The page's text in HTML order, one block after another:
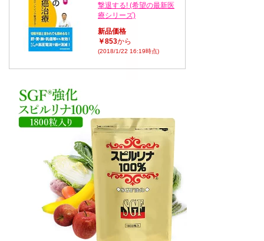
撃退する! (希望の最新医
療シリーズ)
新品価格
￥853から
(2018/1/22 16:19時点)